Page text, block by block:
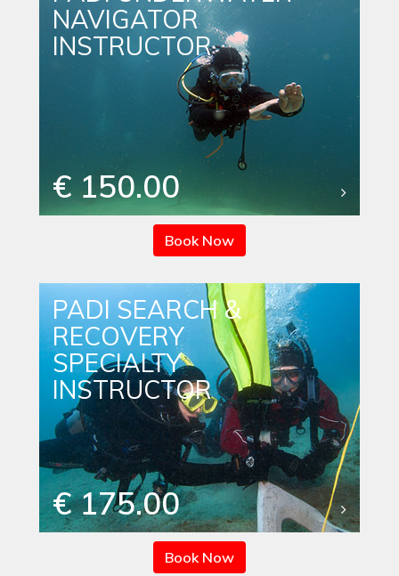
NAVIGATOR
INSTRUCTOR
€ 150.00
Book Now
PADI SEARCH &
RECOVERY
SPECIALTY
INSTRUCTOR
€ 175.00
Book Now